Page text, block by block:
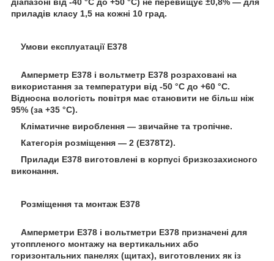
приладів класу 1,5 на кожні 10 град.
Умови експлуатації Е378
Амперметр Е378 і вольтметр Е378 розраховані на
використання за температури від -50 °C до +60 °C.
Відносна вологість повітря має становити не більш ніж
95% (за +35 °C).
Кліматичне вироблення — звичайне та тропічне.
Категорія розміщення — 2 (Е378Т2).
Прилади Е378 виготовлені в корпусі бризкозахисного
виконання.
Розміщення та монтаж Е378
Амперметри Е378 і вольтметри Е378 призначені для
утоппленого монтажу на вертикальних або
горизонтальних панелях (щитах), виготовлених як із